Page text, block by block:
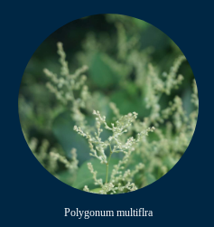
Polygonum multiflra